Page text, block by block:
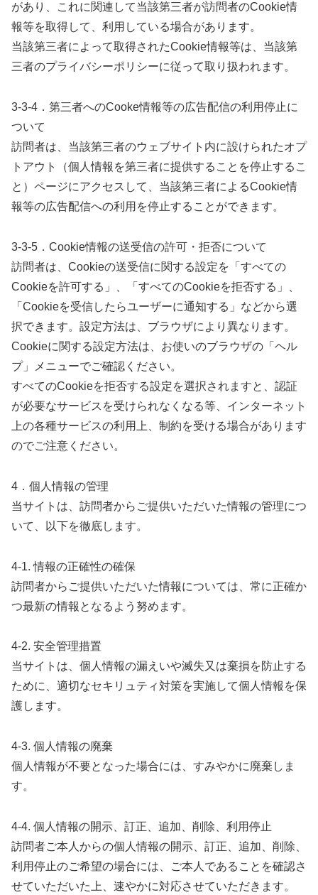
があり、これに関連して当該第三者が訪問者のCookie情
報等を取得して、利用している場合があります。
当該第三者によって取得されたCookie情報等は、当該第
三者のプライバシーポリシーに従って取り扱われます。
3-3-4．第三者へのCooke情報等の広告配信の利用停止に
ついて
訪問者は、当該第三者のウェブサイト内に設けられたオプ
トアウト（個人情報を第三者に提供することを停止するこ
と）ページにアクセスして、当該第三者によるCookie情
報等の広告配信への利用を停止することができます。
3-3-5．Cookie情報の送受信の許可・拒否について
訪問者は、Cookieの送受信に関する設定を「すべての
Cookieを許可する」、「すべてのCookieを拒否する」、
「Cookieを受信したらユーザーに通知する」などから選
択できます。設定方法は、ブラウザにより異なります。
Cookieに関する設定方法は、お使いのブラウザの「ヘル
プ」メニューでご確認ください。
すべてのCookieを拒否する設定を選択されますと、認証
が必要なサービスを受けられなくなる等、インターネット
上の各種サービスの利用上、制約を受ける場合があります
のでご注意ください。
4．個人情報の管理
当サイトは、訪問者からご提供いただいた情報の管理につ
いて、以下を徹底します。
4-1. 情報の正確性の確保
訪問者からご提供いただいた情報については、常に正確か
つ最新の情報となるよう努めます。
4-2. 安全管理措置
当サイトは、個人情報の漏えいや滅失又は棄損を防止する
ために、適切なセキリュティ対策を実施して個人情報を保
護します。
4-3. 個人情報の廃棄
個人情報が不要となった場合には、すみやかに廃棄しま
す。
4-4. 個人情報の開示、訂正、追加、削除、利用停止
訪問者ご本人からの個人情報の開示、訂正、追加、削除、
利用停止のご希望の場合には、ご本人であることを確認さ
せていただいた上、速やかに対応させていただきます。